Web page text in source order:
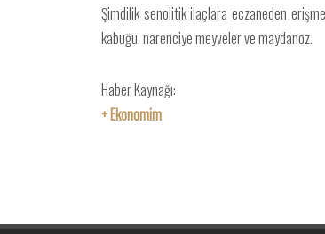
Şimdilik senolitik ilaçlara eczaneden
kabuğu, narenciye meyveler ve maydanoz.
Haber Kaynağı:
+ Ekonomim